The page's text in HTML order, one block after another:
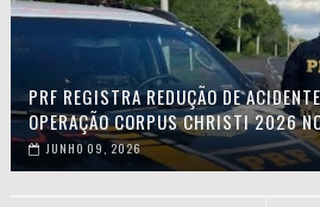
PRF REGISTRA REDUÇÃO DE
OPERAÇÃO CORPUS CHRISTI 2026
JUNHO 09, 2026